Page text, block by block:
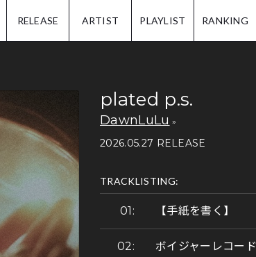
RELEASE ARTIST PLAYLIST RANKING
plated p.s.
DawnLuLu
2026.05.27 RELEASE
TRACKLISTING:
【手紙を書く】
ボイジャーレコード